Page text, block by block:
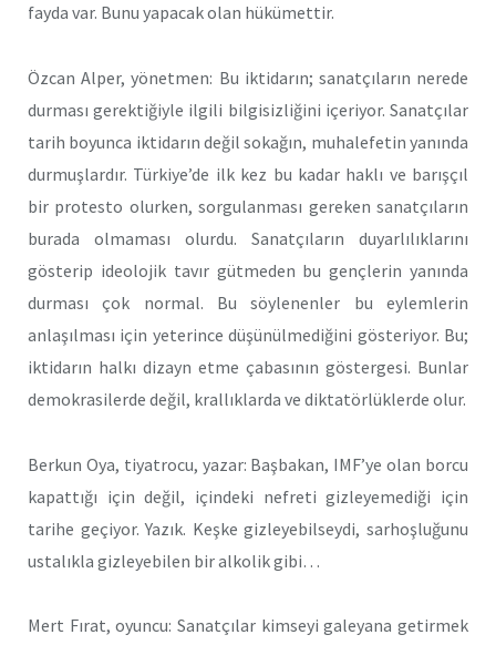
fayda var. Bunu yapacak olan hükümettir.
Özcan Alper, yönetmen: Bu iktidarın; sanatçıların nerede
durması gerektiğiyle ilgili bilgisizliğini içeriyor. Sanatçılar
tarih boyunca iktidarın değil sokağın, muhalefetin yanında
durmuşlardır. Türkiye’de ilk kez bu kadar haklı ve barışçıl
bir protesto olurken, sorgulanması gereken sanatçıların
burada olmaması olurdu. Sanatçıların duyarlılıklarını
gösterip ideolojik tavır gütmeden bu gençlerin yanında
durması çok normal. Bu söylenenler bu eylemlerin
anlaşılması için yeterince düşünülmediğini gösteriyor. Bu;
iktidarın halkı dizayn etme çabasının göstergesi. Bunlar
demokrasilerde değil, krallıklarda ve diktatörlüklerde olur.
Berkun Oya, tiyatrocu, yazar: Başbakan, IMF’ye olan borcu
kapattığı için değil, içindeki nefreti gizleyemediği için
tarihe geçiyor. Yazık. Keşke gizleyebilseydi, sarhoşluğunu
ustalıkla gizleyebilen bir alkolik gibi…
Mert Fırat, oyuncu: Sanatçılar kimseyi galeyana getirmek